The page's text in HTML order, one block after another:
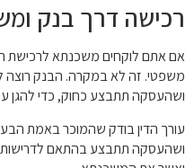
רכישה דרך בנק
אם אתם לוקחים משכנתא לרכישת
משפטי. זה לא במקרה. הבנק רוצה
ושהעסקה תתבצע כחוק, כדי להגן
עורך הדין בודק שהמוכר באמת
ושהעסקה תתבצע בהתאם